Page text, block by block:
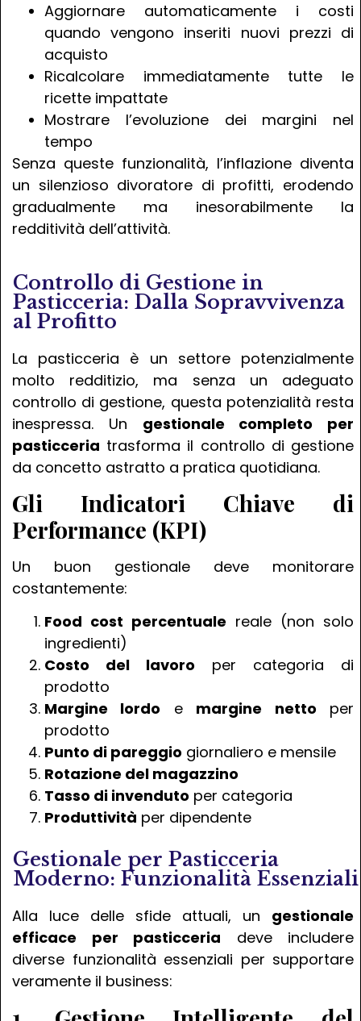
Aggiornare automaticamente i costi
quando vengono inseriti nuovi prezzi di
acquisto
Ricalcolare immediatamente tutte le
ricette impattate
Mostrare l’evoluzione dei margini nel
tempo
Senza queste funzionalità, l’inflazione diventa
un silenzioso divoratore di profitti, erodendo
gradualmente ma inesorabilmente la
redditività dell’attività.
Controllo di Gestione in
Pasticceria: Dalla Sopravvivenza
al Profitto
La pasticceria è un settore potenzialmente
molto redditizio, ma senza un adeguato
controllo di gestione, questa potenzialità resta
inespressa. Un gestionale completo per
pasticceria trasforma il controllo di gestione
da concetto astratto a pratica quotidiana.
Gli Indicatori Chiave di
Performance (KPI)
Un buon gestionale deve monitorare
costantemente:
Food cost percentuale reale (non solo
ingredienti)
Costo del lavoro per categoria di
prodotto
Margine lordo e margine netto per
prodotto
Punto di pareggio giornaliero e mensile
Rotazione del magazzino
Tasso di invenduto per categoria
Produttività per dipendente
Gestionale per Pasticceria
Moderno: Funzionalità Essenziali
Alla luce delle sfide attuali, un gestionale
efficace per pasticceria deve includere
diverse funzionalità essenziali per supportare
veramente il business: